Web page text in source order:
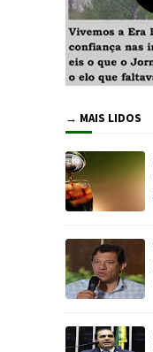
→ MAIS LIDOS